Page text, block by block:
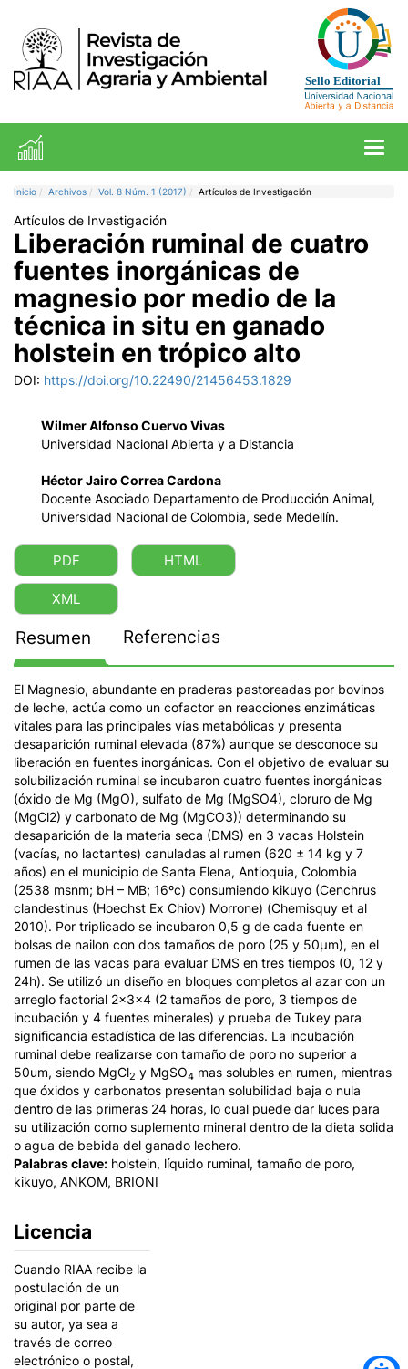
Inicio Archivos Vol. 8 Núm. 1 (2017) Artículos de Investigación
Artículos de Investigación
Liberación ruminal de cuatro
fuentes inorgánicas de
magnesio por medio de la
técnica in situ en ganado
holstein en trópico alto
DOI: https://doi.org/10.22490/21456453.1829
Wilmer Alfonso Cuervo Vivas
Universidad Nacional Abierta y a Distancia
Héctor Jairo Correa Cardona
Docente Asociado Departamento de Producción Animal,
Universidad Nacional de Colombia, sede Medellín.
PDF HTML
XML
Resumen Referencias
El Magnesio, abundante en praderas pastoreadas por bovinos
de leche, actúa como un cofactor en reacciones enzimáticas
vitales para las principales vías metabólicas y presenta
desaparición ruminal elevada (87%) aunque se desconoce su
liberación en fuentes inorgánicas. Con el objetivo de evaluar su
solubilización ruminal se incubaron cuatro fuentes inorgánicas
(óxido de Mg (MgO), sulfato de Mg (MgSO4), cloruro de Mg
(MgCl2) y carbonato de Mg (MgCO3)) determinando su
desaparición de la materia seca (DMS) en 3 vacas Holstein
(vacías, no lactantes) canuladas al rumen (620 ± 14 kg y 7
años) en el municipio de Santa Elena, Antioquia, Colombia
(2538 msnm; bH – MB; 16ºc) consumiendo kikuyo (Cenchrus
clandestinus (Hoechst Ex Chiov) Morrone) (Chemisquy et al
2010). Por triplicado se incubaron 0,5 g de cada fuente en
bolsas de nailon con dos tamaños de poro (25 y 50μm), en el
rumen de las vacas para evaluar DMS en tres tiempos (0, 12 y
24h). Se utilizó un diseño en bloques completos al azar con un
arreglo factorial 2x3x4 (2 tamaños de poro, 3 tiempos de
incubación y 4 fuentes minerales) y prueba de Tukey para
significancia estadística de las diferencias. La incubación
ruminal debe realizarse con tamaño de poro no superior a
50um, siendo MgCl2 y MgSO4 mas solubles en rumen, mientras
que óxidos y carbonatos presentan solubilidad baja o nula
dentro de las primeras 24 horas, lo cual puede dar luces para
su utilización como suplemento mineral dentro de la dieta solida
o agua de bebida del ganado lechero.
Palabras clave: holstein, líquido ruminal, tamaño de poro,
kikuyo, ANKOM, BRIONI
Licencia
Cuando RIAA recibe la
postulación de un
original por parte de
su autor, ya sea a
través de correo
electrónico o postal,